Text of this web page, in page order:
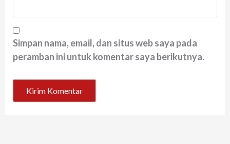
Simpan nama, email, dan situs web saya pada
peramban ini untuk komentar saya berikutnya.